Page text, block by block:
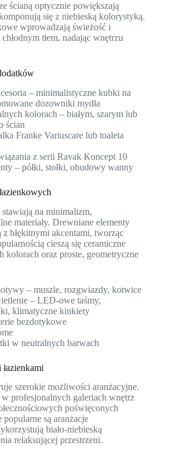
ścianą optycznie powiększają
się z niebieską kolorystyką.
wprowadzają świeżość i
tłem, nadając wnętrzu
– minimalistyczne kubki na
dozowniki mydła
kolorach – białym, szarym lub
ścian
Franke Variuscare lub toaleta
z serii Ravak Koncept 10
– półki, stołki, obudowy wanny
stawiają na minimalizm,
materiały. Drewniane elementy
z błękitnymi akcentami, tworząc
cieszą się ceramiczne
kolorach oraz proste, geometryczne
– muszle, rozgwiazdy, kotwice
– LED-owe taśmy,
klimatyczne kinkiety
bezdotykowe
w neutralnych barwach
szerokie możliwości aranżacyjne.
profesjonalnych galeriach wnętrz
poświęconych
są aranżacje
biało-niebieską
relaksującej przestrzeni.